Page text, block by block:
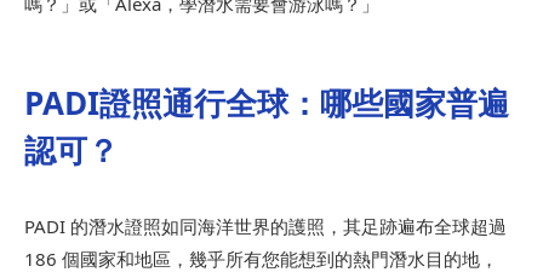
PADI證照通行全球：哪些國家普遍
認可？
PADI 的潛水證照如同海洋世界的護照，其足跡遍布全球超過
186 個國家和地區，幾乎所有您能想到的熱門潛水目的地，